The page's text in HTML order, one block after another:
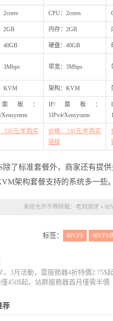
2cores CPU：2cores
2GB 内存：2GB
40GB 硬盘：40GB
3Mbps 带宽：3Mbps
KVM 架构：KVM
板：
Xensystem
IP/面板：
1IPv4/Xensystem
330元/年购买
价格：330元/年购买
链接
除了标准套餐外，商家还有提
架构套餐支持的系统多一些。
未经允许不得转载： 老刘测评»
标签： 80VPS 80VPS
，3月活動，雲服務器4折特價2.75$
450$起，站群服務器首月僅需半價
荐